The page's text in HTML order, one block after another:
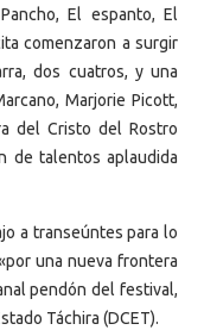
El espanto, El
comenzaron a surgir
dos cuatros, y una
Marjorie Picott,
del Cristo del Rostro
de talentos aplaudida
a transeúntes para lo
una nueva frontera
pendón del festival,
Táchira (DCET).